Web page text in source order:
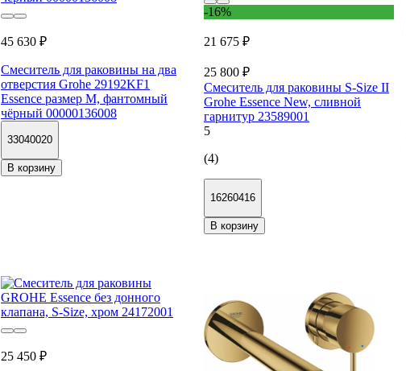
45 630 ₽
Смеситель для раковины на два
отверстия Grohe 29192KF1
Essence размер M, фантомный
чёрный 00000136008
33040020
В корзину
-16%
21 675 ₽
25 800 ₽
Смеситель для раковины S-Size II
Grohe Essence New, сливной
гарнитур 23589001
5
(4)
16260416
В корзину
25 450 ₽